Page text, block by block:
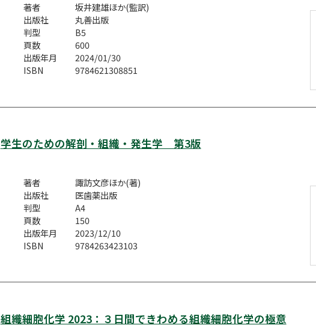
著者
坂井建雄ほか(監訳)
出版社
丸善出版
判型
B5
頁数
600
出版年月
2024/01/30
ISBN
9784621308851
学生のための解剖・組織・発生学 第3版
著者
諏訪文彦ほか(著)
出版社
医歯薬出版
判型
A4
頁数
150
出版年月
2023/12/10
ISBN
9784263423103
組織細胞化学 2023：３日間できわめる組織細胞化学の極意